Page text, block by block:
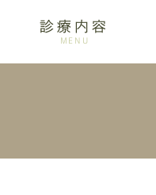
診療内容
MENU
ホワイトニング